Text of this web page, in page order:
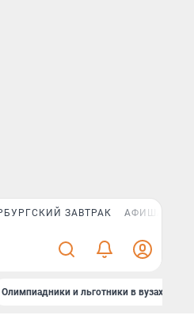
ЗАВТРАК АФИША PLUS
Олимпиадники и льготники в вузах СПб